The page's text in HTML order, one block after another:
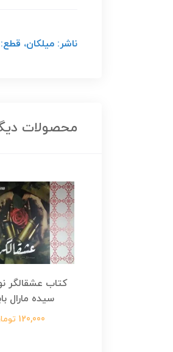
ناشر: میلکان، قطع:
محصولات
کتاب عشقالگر
سیده مارال
120,000 تومان